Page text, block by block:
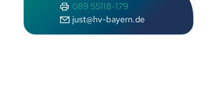
089 55118-179
just@hv-bayern.de